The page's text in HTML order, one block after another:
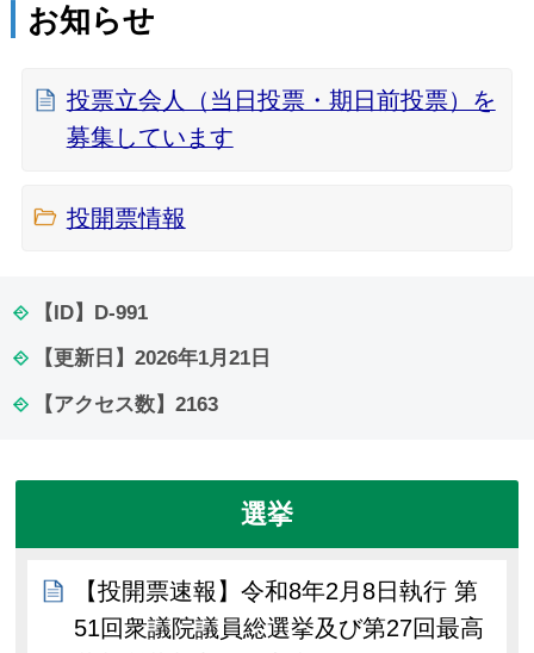
お知らせ
投票立会人（当日投票・期日前投票）を
募集しています
投開票情報
【ID】 D-991
【更新日】 2026年1月21日
【アクセス数】 2163
選挙
【投開票速報】令和8年2月8日執行 第
51回衆議院議員総選挙及び第27回最高